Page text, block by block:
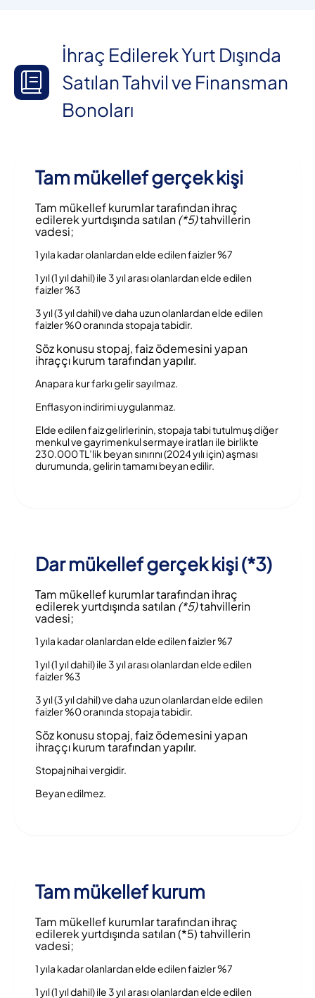
İhraç Edilerek Yurt Dışında
Satılan Tahvil ve Finansman
Bonoları
Tam mükellef gerçek kişi
Tam mükellef kurumlar tarafından ihraç
edilerek yurtdışında satılan(*5)tahvillerin
vadesi;
1 yıla kadar olanlardan elde edilen faizler %7
1 yıl (1 yıl dahil) ile 3 yıl arası olanlardan elde edilen
faizler %3
3 yıl (3 yıl dahil) ve daha uzun olanlardan elde edilen
faizler %0 oranında stopaja tabidir.
Söz konusu stopaj, faiz ödemesini yapan
ihraççı kurum tarafından yapılır.
Anapara kur farkı gelir sayılmaz.
Enflasyon indirimi uygulanmaz.
Elde edilen faiz gelirlerinin, stopaja tabi tutulmuş diğer
menkul ve gayrimenkul sermaye iratları ile birlikte
230.000 TL’lik beyan sınırını (2024 yılı için) aşması
durumunda, gelirin tamamı beyan edilir.
Dar mükellef gerçek kişi (*3)
Tam mükellef kurumlar tarafından ihraç
edilerek yurtdışında satılan(*5)tahvillerin
vadesi;
1 yıla kadar olanlardan elde edilen faizler %7
1 yıl (1 yıl dahil) ile 3 yıl arası olanlardan elde edilen
faizler %3
3 yıl (3 yıl dahil) ve daha uzun olanlardan elde edilen
faizler %0 oranında stopaja tabidir.
Söz konusu stopaj, faiz ödemesini yapan
ihraççı kurum tarafından yapılır.
Stopaj nihai vergidir.
Beyan edilmez.
Tam mükellef kurum
Tam mükellef kurumlar tarafından ihraç
edilerek yurtdışında satılan (*5) tahvillerin
vadesi;
1 yıla kadar olanlardan elde edilen faizler %7
1 yıl (1 yıl dahil) ile 3 yıl arası olanlardan elde edilen